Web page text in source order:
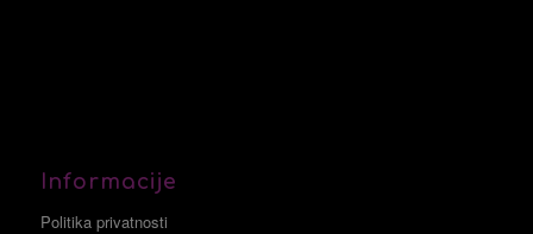
Informacije
Politika privatnosti